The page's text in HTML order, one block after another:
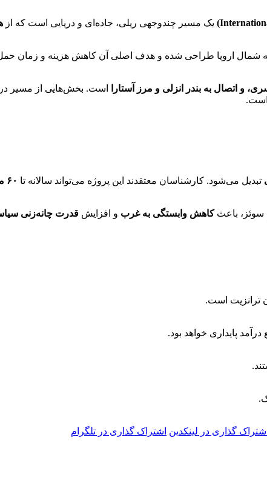
یک مسیر چندوجهی ریلی، جاده‌ای و دریایی است که از
به شمال اروپا طراحی شده و هدف اصلی آن کاهش هزینه و زمان
و اتصال به بندر انزلی و مرز آستارا است. بخش‌هایی از مسیر در
است.
تبدیل می‌شود. کارشناسان معتقدند این پروژه می‌تواند سالانه تا ۶۰ میلیون تُن کالا
سوئز، باعثکاهش وابستگی به غرب و افزایش قدرت چانه‌زنی
ترانزیت است.
پایداری خواهد بود.
اشتراک گذاری در لینکدین اشتراک گذاری در تلگرام